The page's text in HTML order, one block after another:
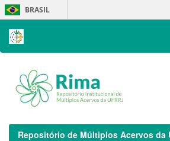
Skip
navigation
BRASIL
Repositório de Múltiplos Acervos da